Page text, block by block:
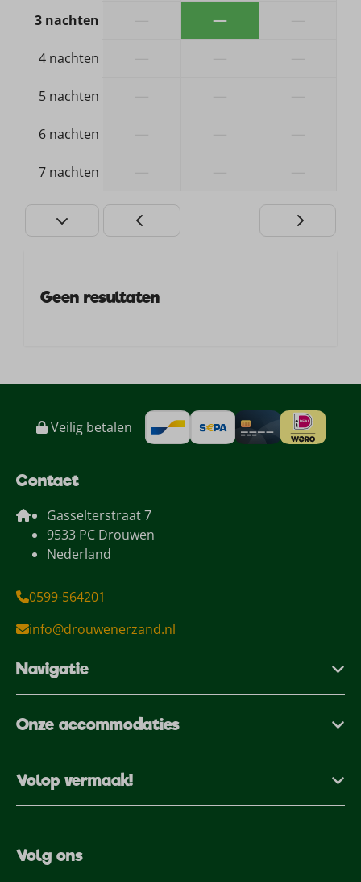
Badkamer & Sanitair
Douche
Wastafel: 1
3 nachten —
4 nachten
5 nachten
6 nachten
7 nachten
Geen resultaten
Veilig betalen
Contact
Gasselterstraat 7
9533 PC Drouwen
Nederland
0599-564201
info@drouwenerzand.nl
Navigatie
Onze accommodaties
Volop vermaak!
Volg ons